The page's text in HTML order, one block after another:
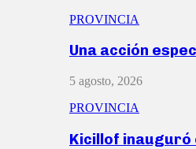
PROVINCIA
Una acción
5 agosto, 2026
PROVINCIA
Kicillof inauguró